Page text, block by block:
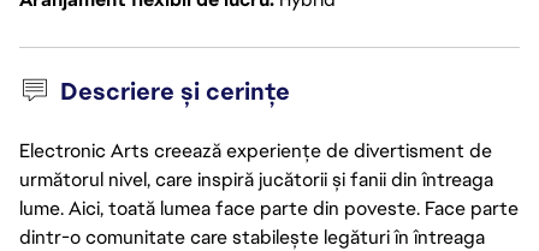
Descriere și cerințe
Electronic Arts creează experiențe de divertisment de
următorul nivel, care inspiră jucătorii și fanii din întreaga
lume. Aici, toată lumea face parte din poveste. Face parte
dintr-o comunitate care stabilește legături în întreaga